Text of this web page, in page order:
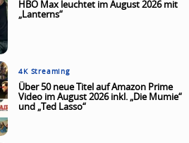
HBO Max leuchtet im August 2026 mit
„Lanterns“
4K Streaming
Über 50 neue Titel auf Amazon Prime
Video im August 2026 inkl. „Die Mumie“
und „Ted Lasso“